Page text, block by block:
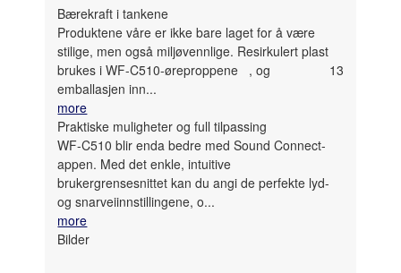
Bærekraft i tankene
Produktene våre er ikke bare laget for å være
stilige, men også miljøvennlige. Resirkulert plast
brukes i WF-C510-øreproppene
13
, og
emballasjen inn...
more
Praktiske muligheter og full tilpassing
WF-C510 blir enda bedre med Sound Connect-
appen. Med det enkle, intuitive
brukergrensesnittet kan du angi de perfekte lyd-
og snarveiinnstillingene, o...
more
Bilder